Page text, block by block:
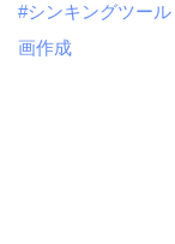
#シンキングツール
画作成